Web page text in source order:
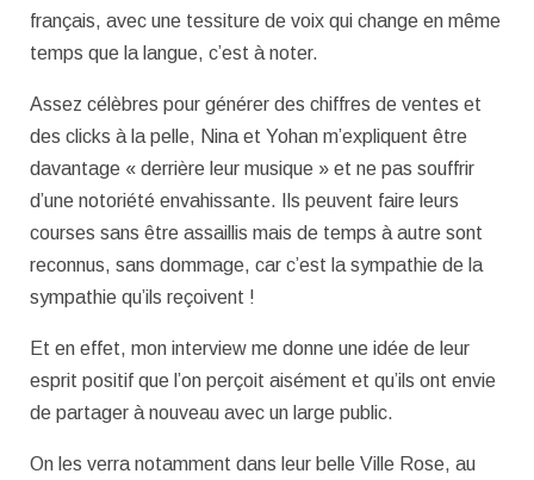
français, avec une tessiture de voix qui change en même
temps que la langue, c’est à noter.
Assez célèbres pour générer des chiffres de ventes et
des clicks à la pelle, Nina et Yohan m’expliquent être
davantage « derrière leur musique » et ne pas souffrir
d’une notoriété envahissante. Ils peuvent faire leurs
courses sans être assaillis mais de temps à autre sont
reconnus, sans dommage, car c’est la sympathie de la
sympathie qu’ils reçoivent !
Et en effet, mon interview me donne une idée de leur
esprit positif que l’on perçoit aisément et qu’ils ont envie
de partager à nouveau avec un large public.
On les verra notamment dans leur belle Ville Rose, au